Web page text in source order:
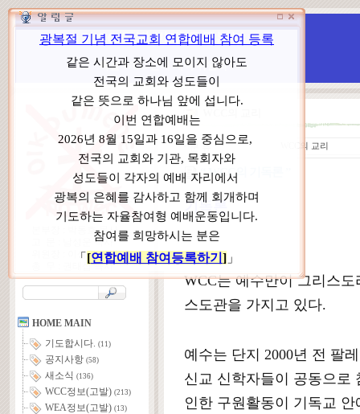
WCC 고발(반대)운동본부
특별 WCC 반대 대책 위원회
본부장 : 박동호 목사
고 문 : 남성운 목사
위원장 : 이상원 목사
총 무 : 권태섭 목사
HOME MAIN
기도합시다. (11)
공지사항 (58)
새소식 (136)
WCC정보(고발) (213)
WEA정보(고발) (13)
ㆍ분 류 WCC의 교리
“ WCC의 기독론 ”
기독론
WCC는 예수만이 그리스
스도관을 가지고 있다.
예수는 단지 2000년 전 팔
신교 신학자들이 공동으로
인한 구원활동이 기독교